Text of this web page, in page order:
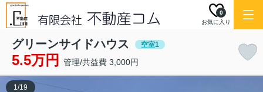
お気に入り
0
グリーンサイドハウス 空室1
5.5万円 管理/共益費 3,000円
1/19